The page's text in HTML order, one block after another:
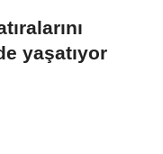
yaşatıyor